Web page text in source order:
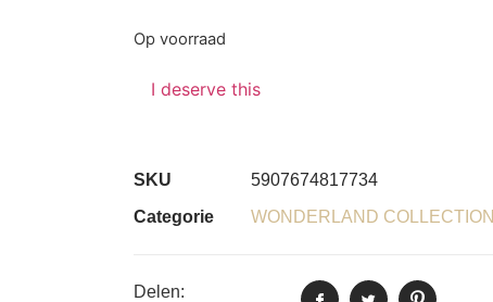
Op voorraad
I deserve this
SKU
5907674817734
Categorie
WONDERLAND COLLECTION
Delen: